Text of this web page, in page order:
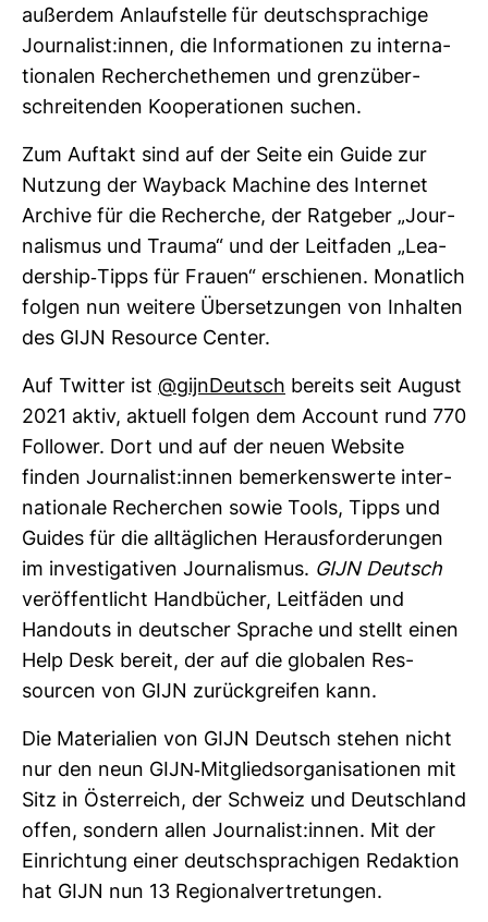
außerdem Anlauf­stelle für deutsch­spra­chige
Jour­na­list:innen, die Infor­ma­tionen zu inter­na­
tio­nalen Recher­che­themen und grenz­über­
schrei­tenden Koope­ra­tionen suchen.
Zum Auf­takt sind auf der Seite ein Guide zur
Nut­zung der Way­back Machine des Internet
Archive für die Recherche, der Rat­geber „Jour­
na­lismus und Trauma“ und der Leit­faden „Lea­
dership-​Tipps für Frauen“ erschienen. Monat­lich
folgen nun wei­tere Über­set­zungen von Inhalten
des ­GIJN Resource Center.
Auf Twitter ist @gijn­Deutsch bereits seit August
2021 aktiv, aktuell folgen dem Account rund 770
Fol­lower. Dort und auf der neuen Web­site
finden Jour­na­list:innen bemer­kens­werte inter­
na­tio­nale Recher­chen sowie Tools, Tipps und
Guides für die all­täg­li­chen Her­aus­for­de­rungen
im inves­ti­ga­tiven Jour­na­lismus. GIJN Deutsch
ver­öf­fent­licht Hand­bü­cher, Leit­fäden und
Hand­outs in deut­scher Sprache und stellt einen
Help Desk bereit, der auf die glo­balen Res­
sourcen von GIJN zurück­greifen kann.
Die Mate­ria­lien von GIJN Deutsch stehen nicht
nur den neun GIJN-​Mit­glieds­or­ga­ni­sa­tionen mit
Sitz in Öster­reich, der Schweiz und Deutsch­land
offen, son­dern allen Jour­na­list:innen. Mit der
Ein­rich­tung einer deutsch­spra­chigen Redak­tion
hat GIJN nun 13 Regio­nal­ver­tre­tungen.